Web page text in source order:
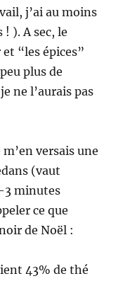
j’ai au moins
). A sec, le
“les épices”
plus de
ne l’aurais pas
versais une
(vaut
3 minutes
ce que
de Noël :
43% de thé